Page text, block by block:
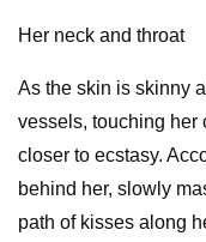
Her neck and throat
As the skin is skinny
vessels, touching her
closer to ecstasy.
behind her, slowly
path of kisses along